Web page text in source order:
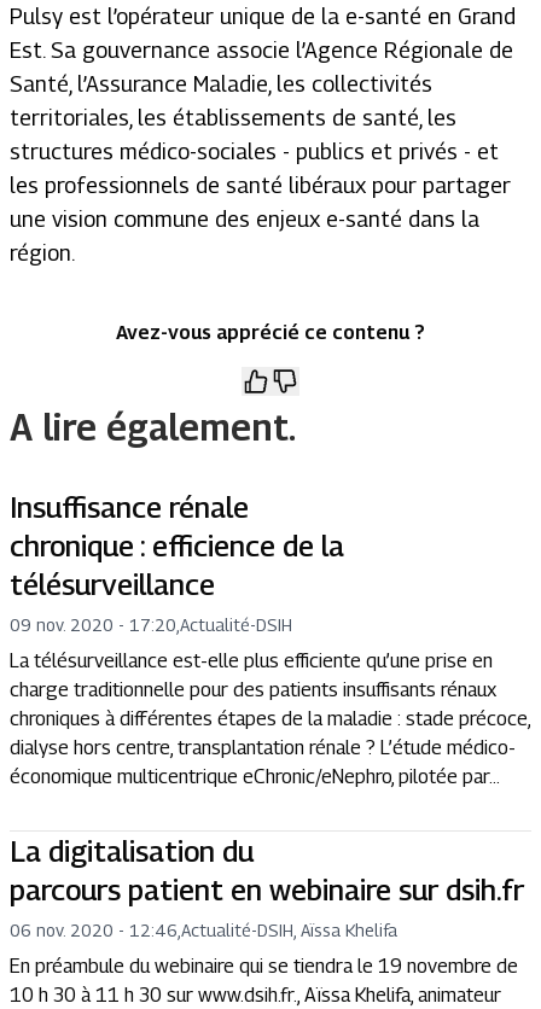
Pulsy est l’opérateur unique de la e-santé en Grand
Est. Sa gouvernance associe l’Agence Régionale de
Santé, l’Assurance Maladie, les collectivités
territoriales, les établissements de santé, les
structures médico-sociales - publics et privés - et
les professionnels de santé libéraux pour partager
une vision commune des enjeux e-santé dans la
région.
Avez-vous apprécié ce contenu ?
A lire également.
Insuffisance rénale
chronique : efficience de la
télésurveillance
09 nov. 2020 - 17:20 Actualité-DSIH
La télésurveillance est-elle plus efficiente qu’une prise en
charge traditionnelle pour des patients insuffisants rénaux
chroniques à différentes étapes de la maladie : stade précoce,
dialyse hors centre, transplantation rénale ? L’étude médico-
économique multicentrique eChronic/eNephro, pilotée par...
La digitalisation du
parcours patient en webinaire sur dsih.fr
06 nov. 2020 - 12:46 Actualité-DSIH, Aïssa Khelifa
En préambule du webinaire qui se tiendra le 19 novembre de
10 h 30 à 11 h 30 sur www.dsih.fr., Aïssa Khelifa, animateur